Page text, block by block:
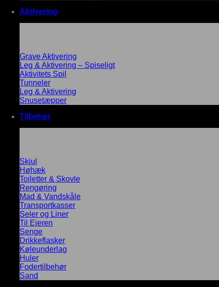
Aktivering
Grave Aktivering
Leg & Aktivering – Spiseligt
Aktivitets Spil
Tunneler
Leg & Aktivering
Snusetæpper
Tilbehør
Skjul
Høhæk
Toiletter & Skovle
Rengøring
Mad & Vandskåle
Transportkasser
Seler og Liner
Til Ejeren
Senge
Drikkeflasker
Køleunderlag
Huler
Fodertilbehør
Sand